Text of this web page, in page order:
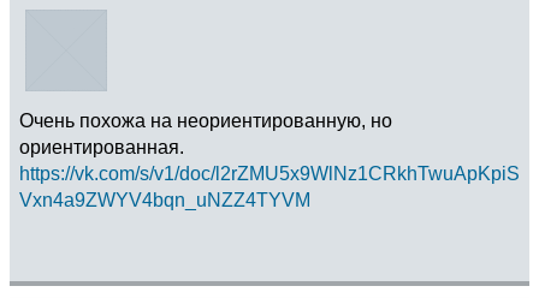
Очень похожа на неориентированную, но
ориентированная.
https://vk.com/s/v1/doc/l2rZMU5x9WlNz1CRkhTwuApKpiS
Vxn4a9ZWYV4bqn_uNZZ4TYVM